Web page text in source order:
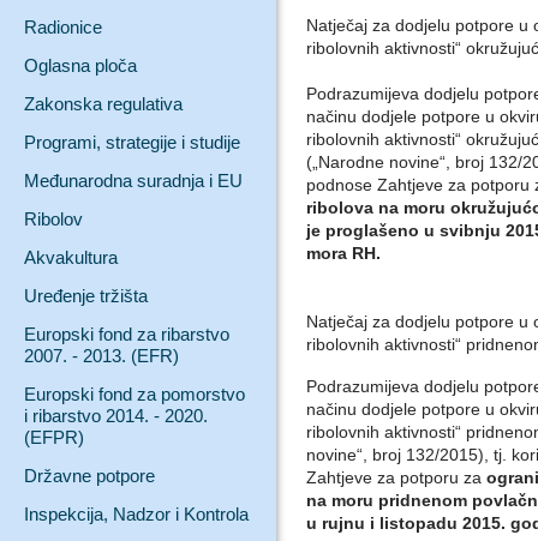
Radionice
Oglasna ploča
Zakonska regulativa
Programi, strategije i studije
Međunarodna suradnja i EU
Ribolov
Akvakultura
Uređenje tržišta
Europski fond za ribarstvo
2007. - 2013. (EFR)
Europski fond za pomorstvo
i ribarstvo 2014. - 2020.
(EFPR)
Državne potpore
Inspekcija, Nadzor i Kontrola
Natječaj za dodjelu potpore u
ribolovnih aktivnosti“
Podrazumijeva dodjelu
načinu dodjele potpore u
ribolovnih aktivnosti“
(„Narodne novine“, broj 132/
podnose Zahtjeve za potporu
ribolova na moru
je proglašeno u svibnju
mora RH.
Natječaj za dodjelu potpore u
ribolovnih aktivnosti“
Podrazumijeva dodjelu
načinu dodjele potpore u
ribolovnih aktivnosti“
novine“, broj 132/2015), tj.
Zahtjeve za potporu za
na moru pridnenom
u rujnu i listopadu 2015.